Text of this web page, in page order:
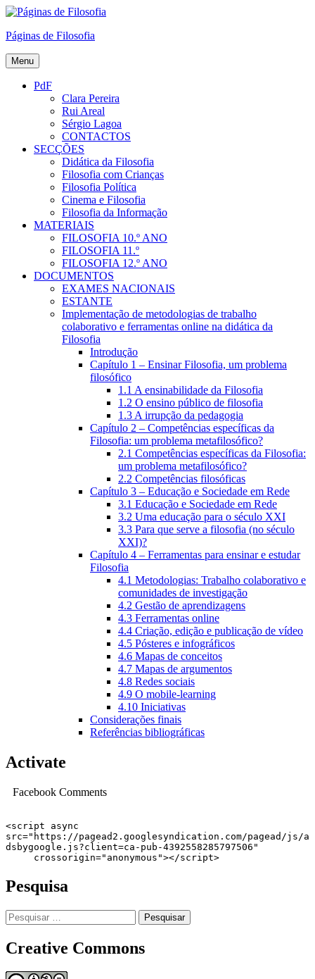
Skip
content
Páginas de Filosofia
Menu
PdF
Clara Pereira
Rui Areal
Sérgio Lagoa
CONTACTOS
SECÇÕES
Didática da Filosofia
Filosofia com Crianças
Filosofia Política
Cinema e Filosofia
Filosofia da Informação
MATERIAIS
FILOSOFIA 10.º ANO
FILOSOFIA 11.º
FILOSOFIA 12.º ANO
DOCUMENTOS
EXAMES NACIONAIS
ESTANTE
Implementação de metodologias de trabalho
colaborativo e ferramentas online na didática da
Filosofia
Introdução
Capítulo 1 – Ensinar Filosofia, um problema
filosófico
1.1 A ensinabilidade da Filosofia
1.2 O ensino público de filosofia
1.3 A irrupção da pedagogia
Capítulo 2 – Competências específicas da
Filosofia: um problema metafilosófico?
2.1 Competências específicas da Filosofia:
um problema metafilosófico?
2.2 Competências filosóficas
Capítulo 3 – Educação e Sociedade em Rede
3.1 Educação e Sociedade em Rede
3.2 Uma educação para o século XXI
3.3 Para que serve a filosofia (no século
XXI)?
Capítulo 4 – Ferramentas para ensinar e estudar
Filosofia
4.1 Metodologias: Trabalho colaborativo e
comunidades de investigação
4.2 Gestão de aprendizagens
4.3 Ferramentas online
4.4 Criação, edição e publicação de vídeo
4.5 Pósteres e infográficos
4.6 Mapas de conceitos
4.7 Mapas de argumentos
4.8 Redes sociais
4.9 O mobile-learning
4.10 Iniciativas
Considerações finais
Referências bibliográficas
Activate
Facebook Comments
<script async
src="https://pagead2.googlesyndication.com/pagead/js/a
dsbygoogle.js?client=ca-pub-4392558285797506"
     crossorigin="anonymous"></script>
Pesquisa
Pesquisar
por:
Creative Commons